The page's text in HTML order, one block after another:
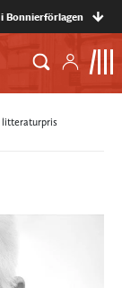
Bonnierförlagen
litteraturpris